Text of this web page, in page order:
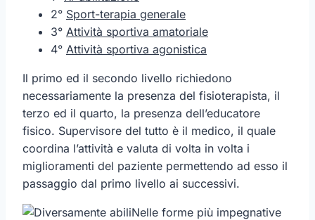
2° Sport-terapia generale
3° Attività sportiva amatoriale
4° Attività sportiva agonistica
Il primo ed il secondo livello richiedono
necessariamente la presenza del fisioterapista, il
terzo ed il quarto, la presenza dell’educatore
fisico. Supervisore del tutto è il medico, il quale
coordina l’attività e valuta di volta in volta i
miglioramenti del paziente permettendo ad esso il
passaggio dal primo livello ai successivi.
Nelle forme più impegnative